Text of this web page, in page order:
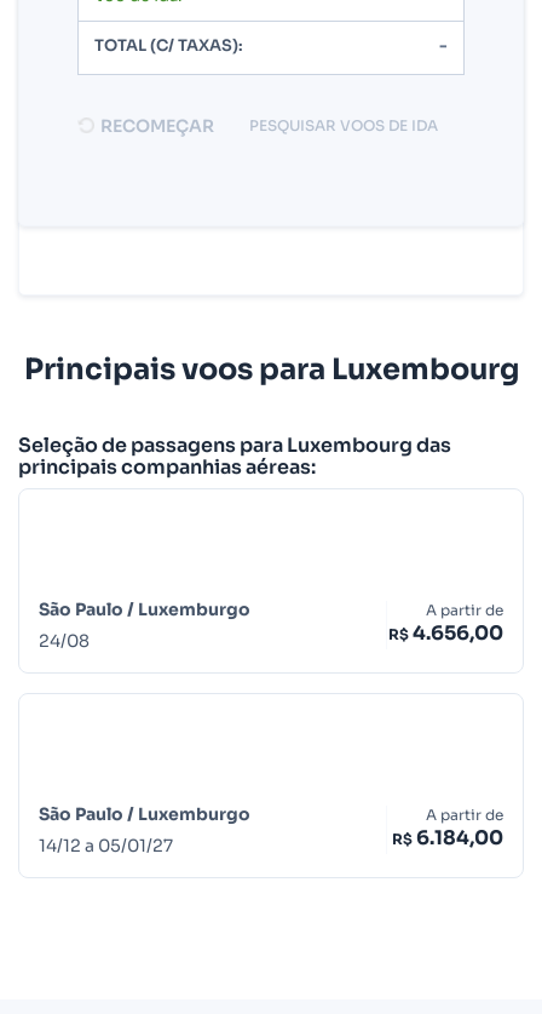
TOTAL (C/ TAXAS): -
RECOMEÇAR PESQUISAR VOOS DE IDA
Principais voos para Luxembourg
Seleção de passagens para Luxembourg das
principais companhias aéreas:
São Paulo / Luxemburgo
24/08
A partir de
R$ 4.656,00
São Paulo / Luxemburgo
14/12 a 05/01/27
A partir de
R$ 6.184,00